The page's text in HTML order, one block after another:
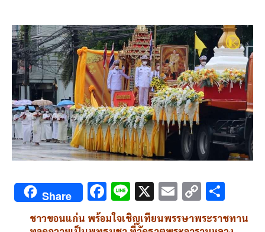
Share F
ac
Li
n
X E
m
C
o h
ชาวขอนแก่น พร้อมใจเชิญเทียนพรรษาพระราชทาน